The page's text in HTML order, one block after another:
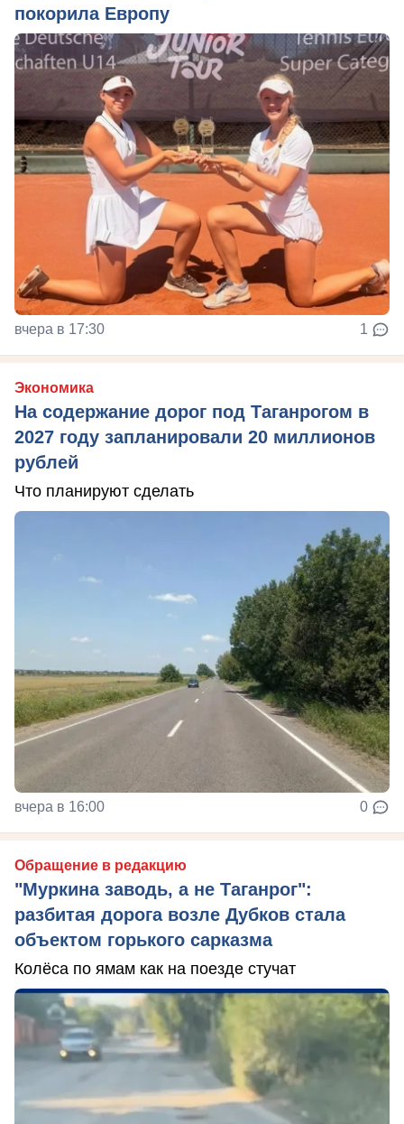
покорила Европу
вчера в 17:30 1
Экономика
На содержание дорог под Таганрогом в
2027 году запланировали 20 миллионов
рублей
Что планируют сделать
вчера в 16:00 0
Обращение в редакцию
"Муркина заводь, а не Таганрог":
разбитая дорога возле Дубков стала
объектом горького сарказма
Колёса по ямам как на поезде стучат